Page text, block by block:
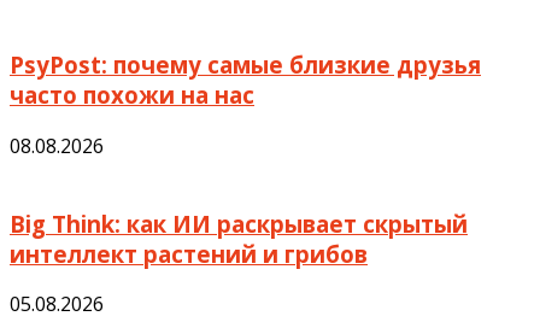
PsyPost: почему самые близкие друзья
часто похожи на нас
08.08.2026
Big Think: как ИИ раскрывает скрытый
интеллект растений и грибов
05.08.2026